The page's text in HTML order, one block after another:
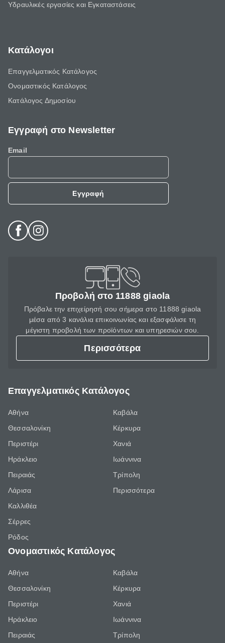
Υδραυλικές εργασίες και Εγκαταστάσεις
Κατάλογοι
Επαγγελματικός Κατάλογος
Ονομαστικός Κατάλογος
Κατάλογος Δημοσίου
Εγγραφή στο Newsletter
Email
Εγγραφή
Προβολή στο 11888 giaola
Πρόβαλε την επιχείρησή σου σήμερα στο 11888 giaola
μέσα από 3 κανάλια επικοινωνίας και εξασφάλισε τη
μέγιστη προβολή των προϊόντων και υπηρεσιών σου.
Περισσότερα
Επαγγελματικός Κατάλογος
Αθήνα
Θεσσαλονίκη
Περιστέρι
Ηράκλειο
Πειραιάς
Λάρισα
Καλλιθέα
Σέρρες
Ρόδος
Καβάλα
Κέρκυρα
Χανιά
Ιωάννινα
Τρίπολη
Περισσότερα
Ονομαστικός Κατάλογος
Αθήνα
Θεσσαλονίκη
Περιστέρι
Ηράκλειο
Πειραιάς
Καβάλα
Κέρκυρα
Χανιά
Ιωάννινα
Τρίπολη